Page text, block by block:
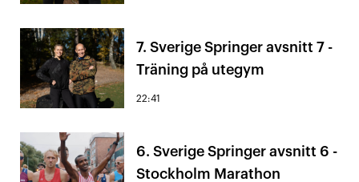
7. Sverige Springer avsnitt 7 -
Träning på utegym
22:41
6. Sverige Springer avsnitt 6 -
Stockholm Marathon